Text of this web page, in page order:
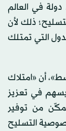
في العالم
ذلك لأن
التي تمتلك
أن «امتلاك
يسهم في تعزيز
من توفير
التسليح